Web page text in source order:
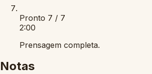
Pronto 7 / 7
2:00
Prensagem completa.
Notas